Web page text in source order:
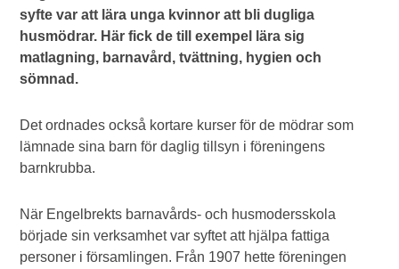
syfte var att lära unga kvinnor att bli dugliga
husmödrar. Här fick de till exempel lära sig
matlagning, barnavård, tvättning, hygien och
sömnad.
Det ordnades också kortare kurser för de mödrar som
lämnade sina barn för daglig tillsyn i föreningens
barnkrubba.
När Engelbrekts barnavårds- och husmodersskola
började sin verksamhet var syftet att hjälpa fattiga
personer i församlingen. Från 1907 hette föreningen